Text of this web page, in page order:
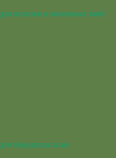
для полозов и молочных змей
для бородатых агам